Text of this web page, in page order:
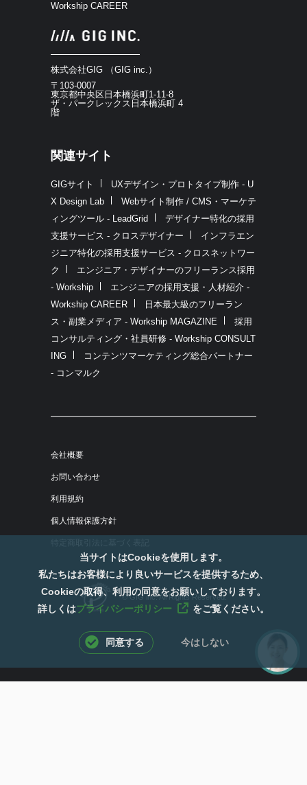
Workship CAREER
株式会社GIG （GIG inc.）
〒103-0007
東京都中央区日本橋浜町1-11-8
ザ・パークレックス日本橋浜町 4
階
関連サイト
GIGサイト
UXデザイン・プロトタイプ制作 - U
X Design Lab
Webサイト制作 / CMS・マーケテ
ィングツール - LeadGrid
デザイナー特化の採用
支援サービス - クロスデザイナー
インフラエン
ジニア特化の採用支援サービス - クロスネットワー
ク
エンジニア・デザイナーのフリーランス採用
- Workship
エンジニアの採用支援・人材紹介 -
Workship CAREER
日本最大級のフリーラン
ス・副業メディア - Workship MAGAZINE
採用
コンサルティング・社員研修 - Workship CONSULT
ING
コンテンツマーケティング総合パートナー
- コンマルク
会社概要
お問い合わせ
利用規約
個人情報保護方針
© GIG inc. All Rights Reserved.
当サイトはCookieを使用します。
私たちはお客様により良いサービスを提供するため、
Cookieの取得、利用の同意をお願いしております。
詳しくはプライバシーポリシー をご覧ください。
同意する 今はしない